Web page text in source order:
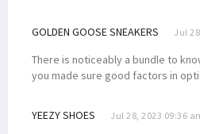
GOLDEN GOOSE SNEAKERS Jul
There is noticeably a bundle to
you made sure good factors in
YEEZY SHOES Jul 28, 2023 09:36